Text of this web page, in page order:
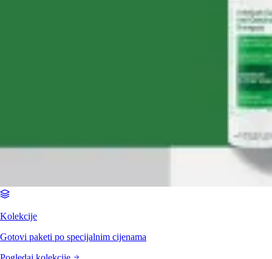
Kolekcije
Gotovi paketi po specijalnim cijenama